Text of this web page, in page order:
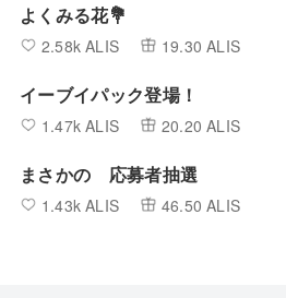
よくみる花💐
2.58k ALIS 19.30 ALIS
イーブイパック登場！
1.47k ALIS 20.20 ALIS
まさかの 応募者抽選
1.43k ALIS 46.50 ALIS